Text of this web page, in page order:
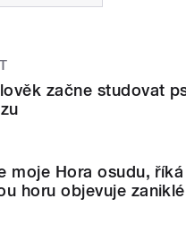
začne studovat
moje Hora osudu,
horu objevuje